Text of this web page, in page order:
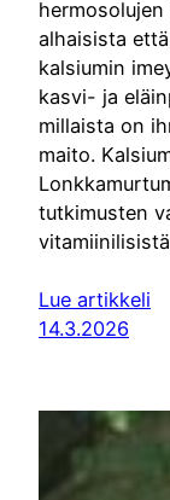
alhaisista
kalsiumin
kasvi- ja
millaista on
maito.
tutkimusten
Lue artikkeli
14.3.2026